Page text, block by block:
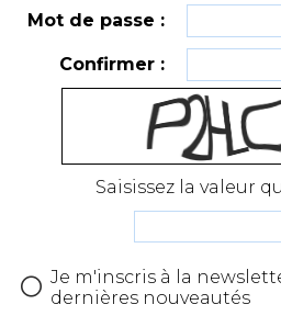
Mot de passe :
Confirmer :
Saisissez la valeur
Je m'inscris à la
dernières nouveautés